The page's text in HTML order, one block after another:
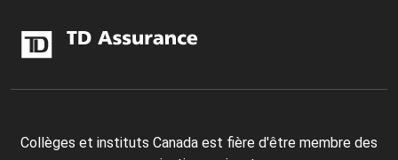
Collèges et instituts Canada est fière d'être membre des